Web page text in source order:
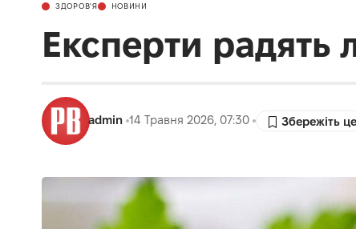
ЗДОРОВ'Я НОВИНИ
Експерти радять
admin 14 Травня 2026, 07:30